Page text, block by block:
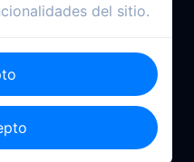
del sitio.